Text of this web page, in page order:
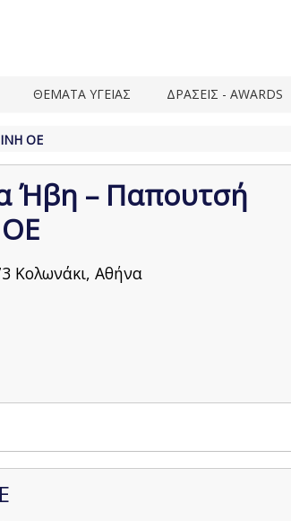
ΘΕΜΑΤΑ ΥΓΕΙΑΣ ΔΡΑΣΕΙΣ - AWARDS
ΟΕ
Ήβη – Παπουτσή
ΟΕ
Κολωνάκι, Αθήνα